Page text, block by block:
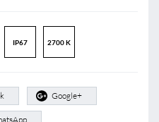
IP67 2700 K
Google+